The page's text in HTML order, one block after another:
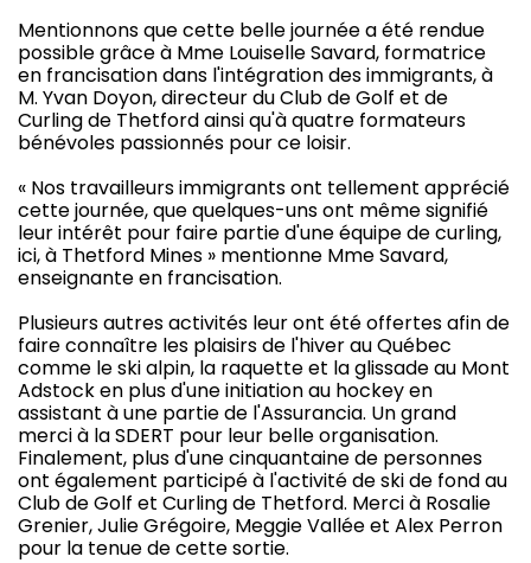
Mentionnons que cette belle journée a été rendue
possible grâce à Mme Louiselle Savard, formatrice
en francisation dans l'intégration des immigrants, à
M. Yvan Doyon, directeur du Club de Golf et de
Curling de Thetford ainsi qu'à quatre formateurs
bénévoles passionnés pour ce loisir.
« Nos travailleurs immigrants ont tellement apprécié
cette journée, que quelques-uns ont même signifié
leur intérêt pour faire partie d'une équipe de curling,
ici, à Thetford Mines » mentionne Mme Savard,
enseignante en francisation.
Plusieurs autres activités leur ont été offertes afin de
faire connaître les plaisirs de l'hiver au Québec
comme le ski alpin, la raquette et la glissade au Mont
Adstock en plus d'une initiation au hockey en
assistant à une partie de l'Assurancia. Un grand
merci à la SDERT pour leur belle organisation.
Finalement, plus d'une cinquantaine de personnes
ont également participé à l'activité de ski de fond au
Club de Golf et Curling de Thetford. Merci à Rosalie
Grenier, Julie Grégoire, Meggie Vallée et Alex Perron
pour la tenue de cette sortie.